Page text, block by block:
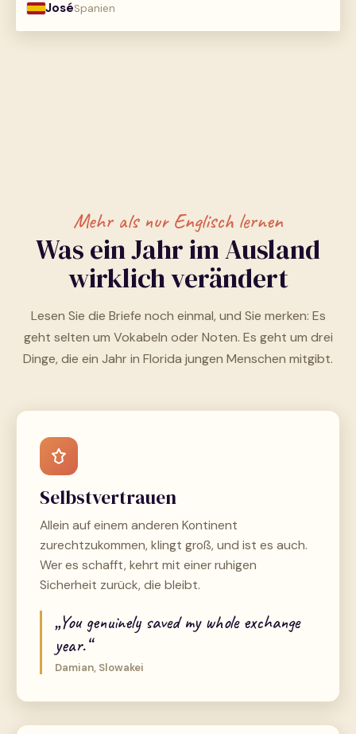
JoséSpanien
Mehr als nur Englisch lernen
Was ein Jahr im Ausland
wirklich verändert
Lesen Sie die Briefe noch einmal, und Sie merken: Es
geht selten um Vokabeln oder Noten. Es geht um drei
Dinge, die ein Jahr in Florida jungen Menschen mitgibt.
Selbstvertrauen
Allein auf einem anderen Kontinent
zurechtzukommen, klingt groß, und ist es auch.
Wer es schafft, kehrt mit einer ruhigen
Sicherheit zurück, die bleibt.
„You genuinely saved my whole exchange
year.“
Damian, Slowakei